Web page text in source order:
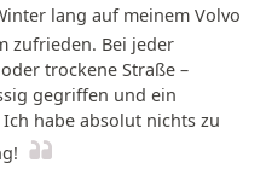
lang auf meinem Volvo
zufrieden. Bei jeder
trockene Straße –
gegriffen und ein
habe absolut nichts zu